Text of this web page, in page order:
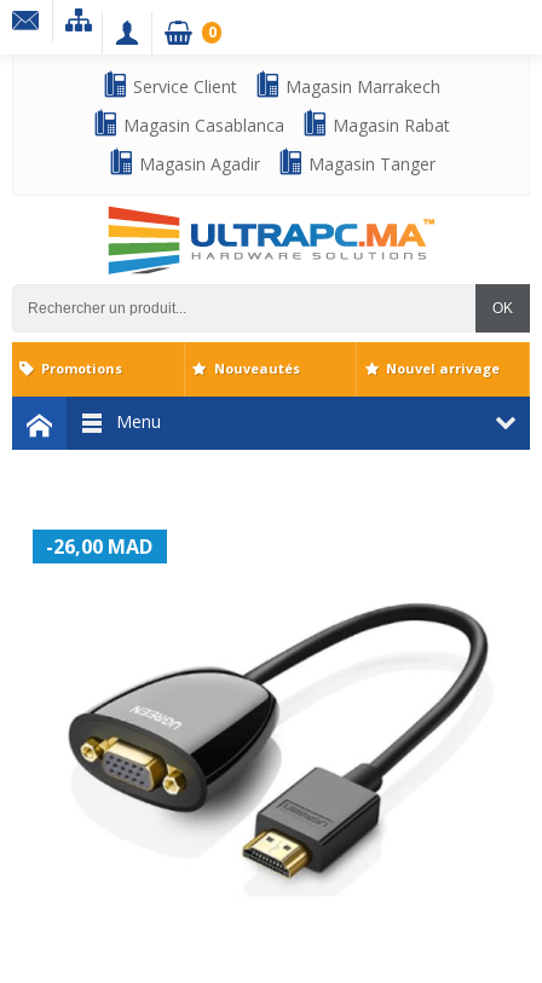
Service Client
Magasin Marrakech
Magasin Casablanca
Magasin Rabat
Magasin Agadir
Magasin Tanger
OK
0
Menu
Promotions Nouveautés Nouvel arrivage
-26,00 MAD